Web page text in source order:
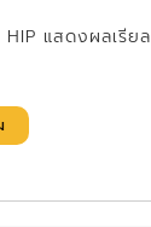
แสดงผลเรียล